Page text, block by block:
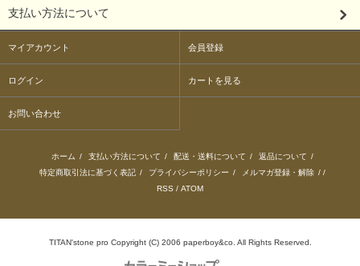
支払い方法について
マイアカウント 会員登録
ログイン カートを見る
お問い合わせ
ホーム / 支払い方法について / 配送・送料について / 返品について /
特定商取引法に基づく表記 / プライバシーポリシー / メルマガ登録・解除 / /
RSS / ATOM
TITAN'stone pro Copyright (C) 2006 paperboy&co. All Rights Reserved.